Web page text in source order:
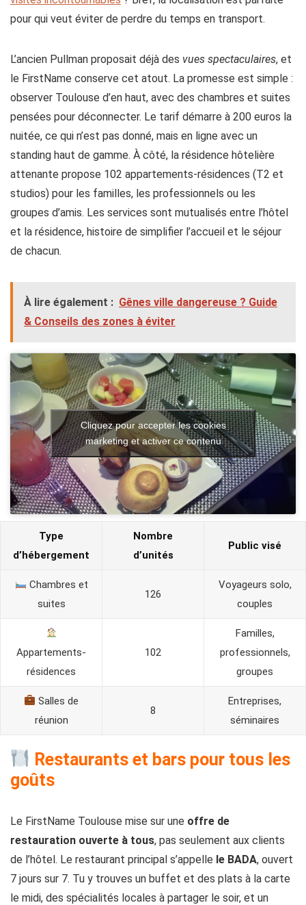
pour qui veut éviter de perdre du temps en transport.
L’ancien Pullman proposait déjà des vues spectaculaires, et
le FirstName conserve cet atout. La promesse est simple :
observer Toulouse d’en haut, avec des chambres et suites
pensées pour déconnecter. Le tarif démarre à 200 euros la
nuitée, ce qui n’est pas donné, mais en ligne avec un
standing haut de gamme. À côté, la résidence hôtelière
attenante propose 102 appartements-résidences (T2 et
studios) pour les familles, les professionnels ou les
groupes d’amis. Les services sont mutualisés entre l’hôtel
et la résidence, histoire de simplifier l’accueil et le séjour
de chacun.
À lire également : Gênes ville dangereuse ? Guide
& Conseils des zones à éviter
Cliquez pour accepter les cookies
marketing et activer ce contenu
Type
d’hébergement
Nombre
d’unités
Public visé
Chambres et
suites
126
Voyageurs solo,
couples
Appartements-
résidences
102
Familles,
professionnels,
groupes
Salles de
réunion
8
Entreprises,
séminaires
Restaurants et bars pour tous les
goûts
Le FirstName Toulouse mise sur une offre de
restauration ouverte à tous, pas seulement aux clients
de l’hôtel. Le restaurant principal s’appelle le BADA, ouvert
7 jours sur 7. Tu y trouves un buffet et des plats à la carte
le midi, des spécialités locales à partager le soir, et un